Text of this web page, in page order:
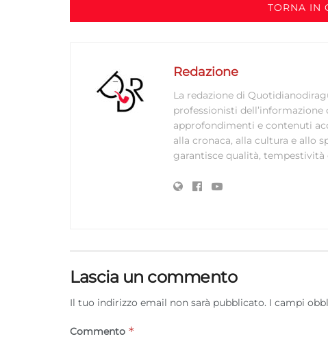
TORNA IN
Redazione
La redazione di
professionisti
approfondimenti e contenuti
alla cronaca, alla cultura e allo
garantisce qualità, tempestività
Lascia un commento
Il tuo indirizzo email non sarà pubblicato. I campi
Commento *